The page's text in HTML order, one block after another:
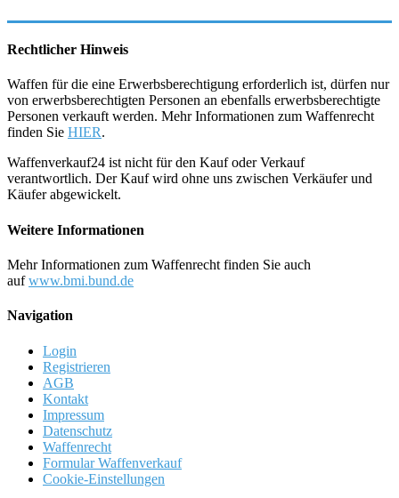
Rechtlicher Hinweis
Waffen für die eine Erwerbsberechtigung erforderlich ist, dürfen nur
von erwerbsberechtigten Personen an ebenfalls erwerbsberechtigte
Personen verkauft werden. Mehr Informationen zum Waffenrecht
finden Sie HIER.
Waffenverkauf24 ist nicht für den Kauf oder Verkauf
verantwortlich. Der Kauf wird ohne uns zwischen Verkäufer und
Käufer abgewickelt.
Weitere Informationen
Mehr Informationen zum Waffenrecht finden Sie auch
aufwww.bmi.bund.de
Navigation
Login
Registrieren
AGB
Kontakt
Impressum
Datenschutz
Waffenrecht
Formular Waffenverkauf
Cookie-Einstellungen